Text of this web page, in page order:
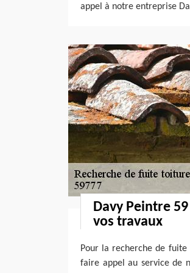
appel à notre entreprise
Davy Peintre
vos travaux
Pour la recherche de
faire appel au service de